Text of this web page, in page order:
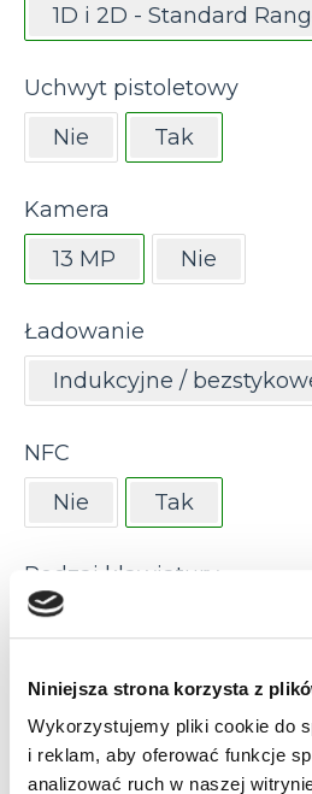
Niniejsza strona korzysta z
Wykorzystujemy pliki cookie do
i reklam, aby oferować funkcje
analizować ruch w naszej
1D i 2D - Standard
Uchwyt pistoletowy
Nie
Tak
Kamera
13 MP
Nie
Ładowanie
Indukcyjne /
NFC
Nie
Tak
Rodzaj klawiatury
28 klawiszy, numeryczna
38 klawiszy (funkcyjna)
47 klawiszy